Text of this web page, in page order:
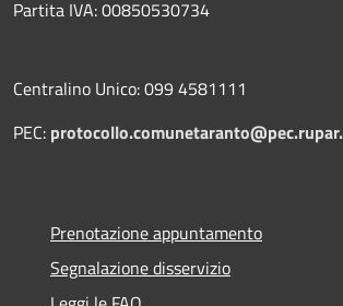
Partita IVA: 00850530734
Centralino Unico: 099 4581111
PEC:
Prenotazione appuntamento
Segnalazione disservizio